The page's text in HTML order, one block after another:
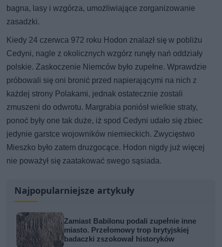
bagna, lasy i wzgórza, umożliwiające zorganizowanie
zasadzki.
Kiedy 24 czerwca 972 roku Hodon znalazł się w pobliżu
Cedyni, nagle z okolicznych wzgórz runęły nań oddziały
polskie. Zaskoczenie Niemców było zupełne. Wprawdzie
próbowali się oni bronić przed napierającymi na nich z
każdej strony Polakami, jednak ostatecznie zostali
zmuszeni do odwrotu. Margrabia poniósł wielkie straty,
ponoć były one tak duże, iż spod Cedyni udało się zbiec
jedynie garstce wojowników niemieckich. Zwycięstwo
Mieszko było zatem druzgocące. Hodon nigdy już więcej
nie poważył się zaatakować swego sąsiada.
Najpopularniejsze artykuły
Zamiast Babilonu podali zupełnie inne
miasto. Przełomowy trop brytyjskiej
badaczki zszokował historyków